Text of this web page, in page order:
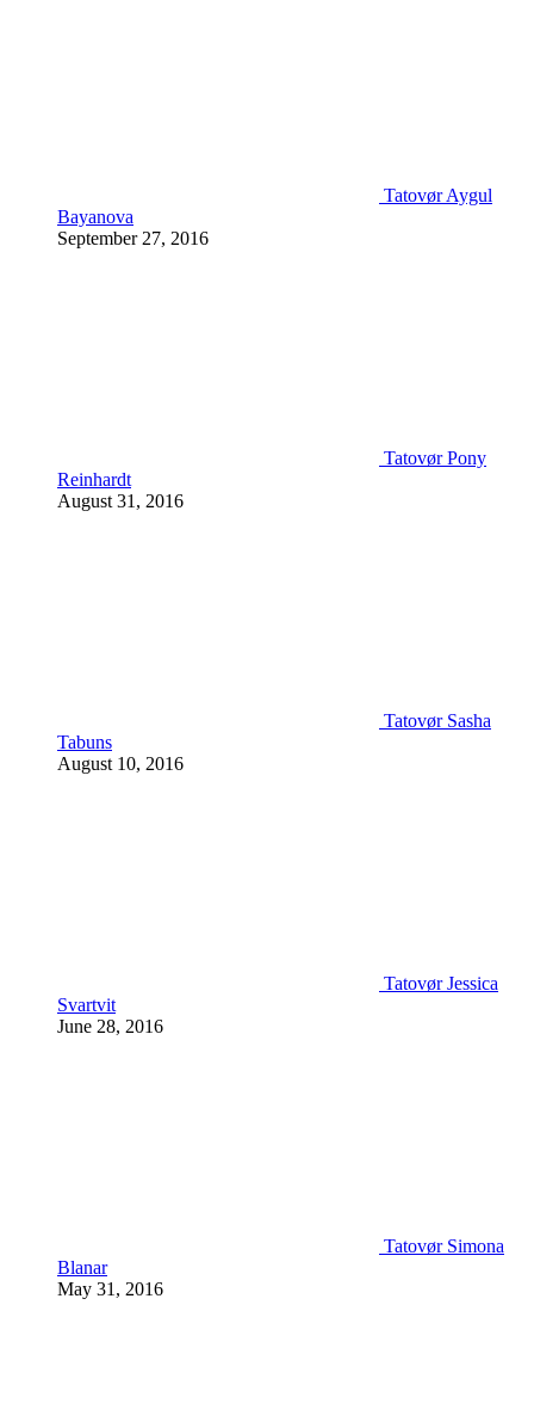
Tatovør Aygul
Bayanova
September 27, 2016
Tatovør Pony
Reinhardt
August 31, 2016
Tatovør Sasha
Tabuns
August 10, 2016
Tatovør Jessica
Svartvit
June 28, 2016
Tatovør Simona
Blanar
May 31, 2016